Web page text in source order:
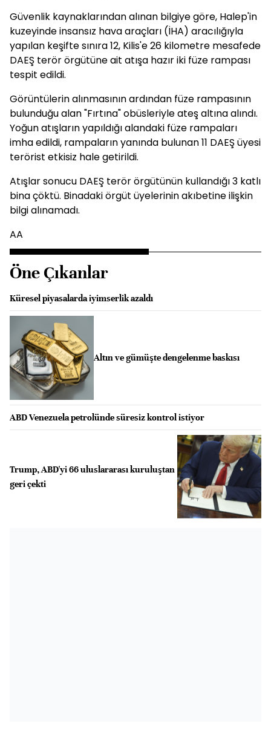
Güvenlik kaynaklarından alınan bilgiye göre, Halep'in
kuzeyinde insansız hava araçları (İHA) aracılığıyla
yapılan keşifte sınıra 12, Kilis'e 26 kilometre mesafede
DAEŞ terör örgütüne ait atışa hazır iki füze rampası
tespit edildi.
Görüntülerin alınmasının ardından füze rampasının
bulunduğu alan "Fırtına" obüsleriyle ateş altına alındı.
Yoğun atışların yapıldığı alandaki füze rampaları
imha edildi, rampaların yanında bulunan 11 DAEŞ üyesi
terörist etkisiz hale getirildi.
Atışlar sonucu DAEŞ terör örgütünün kullandığı 3 katlı
bina çöktü. Binadaki örgüt üyelerinin akıbetine ilişkin
bilgi alınamadı.
AA
Öne Çıkanlar
Küresel piyasalarda iyimserlik azaldı
Altın ve gümüşte dengelenme baskısı
ABD Venezuela petrolünde süresiz kontrol istiyor
Trump, ABD'yi 66 uluslararası kuruluştan
geri çekti